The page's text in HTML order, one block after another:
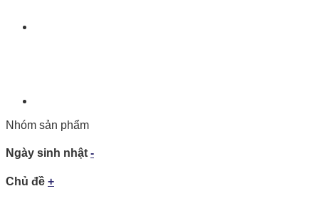
Nhóm sản phẩm
Ngày sinh nhật -
Chủ đề +